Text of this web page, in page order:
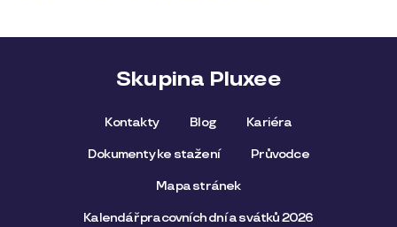
Skupina Pluxee
Kontakty Blog Kariéra
Dokumenty ke stažení Průvodce
Mapa stránek
Kalendář pracovních dní a svátků 2026